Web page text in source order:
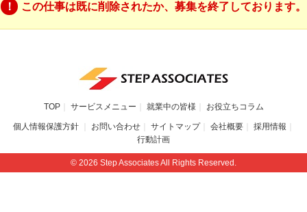
この仕事は既に削除されたか、募集を終了しております。
TOP サービスメニュー 就業中の皆様 お役立ちコラム
個人情報保護方針 お問い合わせ サイトマップ 会社概要
採用情報
行動計画
© 2026 Step Associates All Rights Reserved.